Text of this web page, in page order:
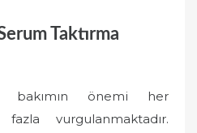
Taktırma
bakımın önemi her
vurgulanmaktadır.